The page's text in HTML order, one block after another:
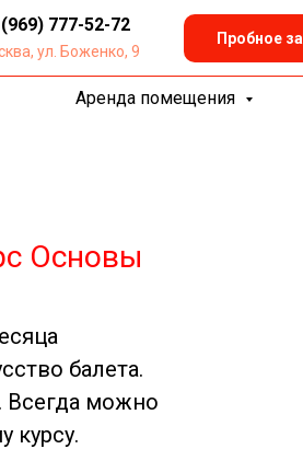
777-52-72
ул. Боженко, 9
Пробное
Аренда помещения
Основы
балета.
Всегда можно
курсу.